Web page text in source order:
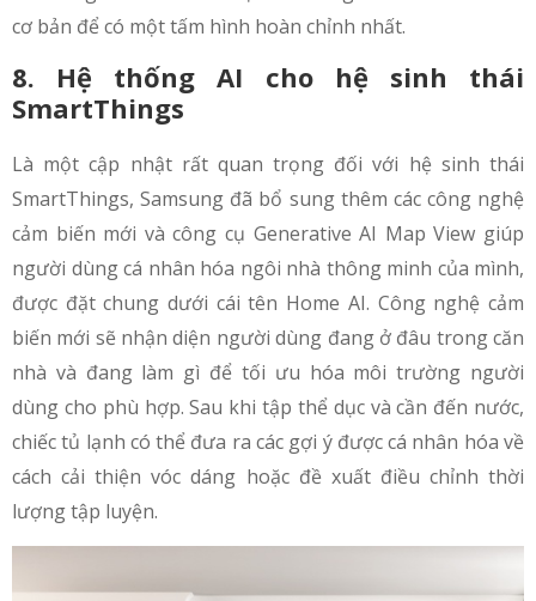
cơ bản để có một tấm hình hoàn chỉnh nhất.
8. Hệ thống AI cho hệ sinh thái
SmartThings
Là một cập nhật rất quan trọng đối với hệ sinh thái
SmartThings, Samsung đã bổ sung thêm các công nghệ
cảm biến mới và công cụ Generative AI Map View giúp
người dùng cá nhân hóa ngôi nhà thông minh của mình,
được đặt chung dưới cái tên Home AI. Công nghệ cảm
biến mới sẽ nhận diện người dùng đang ở đâu trong căn
nhà và đang làm gì để tối ưu hóa môi trường người
dùng cho phù hợp. Sau khi tập thể dục và cần đến nước,
chiếc tủ lạnh có thể đưa ra các gợi ý được cá nhân hóa về
cách cải thiện vóc dáng hoặc đề xuất điều chỉnh thời
lượng tập luyện.